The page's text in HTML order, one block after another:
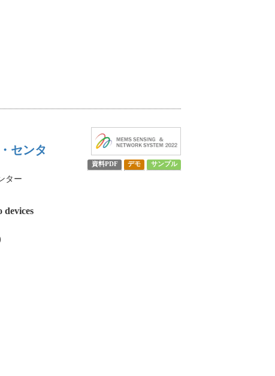
資料PDF デモ サンプル
センタ
ター
devices